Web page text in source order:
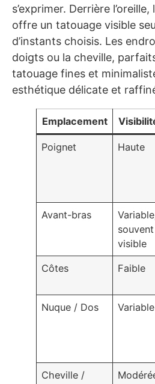
s’exprimer. Derrière
offre un tatouage visible
d’instants choisis. Les
doigts ou la cheville,
tatouage fines et
esthétique délicate et
Emplacement
Poignet Haute
Avant-bras
souvent
visible
Côtes Faible
Nuque / Dos Variable
Cheville /